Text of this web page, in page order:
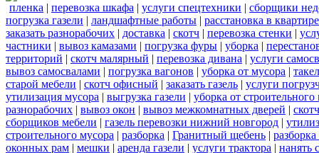
пленка | перевозка шкафа | услуги спецтехники | сборщики
погрузка газели | ландшафтные работы | расстановка в квартире
заказать разнорабочих | доставка | скотч | перевозка стенки |
частники | вывоз камазами | погрузка фуры | уборка |
территорий | скотч малярный | перевозка дивана | услуги
вывоз самосвалами | погрузка вагонов | уборка от мусора |
старой мебели | скотч офисный | заказать газель | услуги
утилизация мусора | выгрузка газели | уборка от строительного
разнорабочих | вывоз окон | вывоз межкомнатных дверей |
сборщиков мебели | газель перевозки нижний новгород |
строительного мусора | разборка | Гранитный щебень |
оконных рам | мешки | аренда газели | услуги трактора | нанять